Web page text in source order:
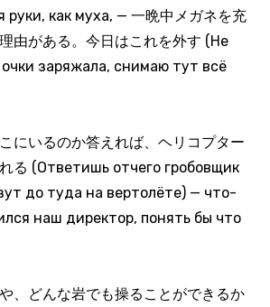
руки, как муха, — 一晩中メガネを充
由がある。今日はこれを外す (Не
заряжала, снимаю тут всё
にいるのか答えれば、ヘリコプター
る (Ответишь отчего гробовщик
до туда на вертолёте) — что-
наш директор, понять бы что
、どんな岩でも操ることができるか